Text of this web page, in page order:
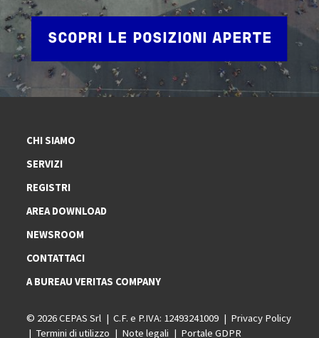
SCOPRI LE POSIZIONI APERTE
CHI SIAMO
SERVIZI
REGISTRI
AREA DOWNLOAD
NEWSROOM
CONTATTACI
A BUREAU VERITAS COMPANY
© 2026 CEPAS Srl C.F. e P.IVA: 12493241009
Privacy Policy
Termini di utilizzo
Note legali Portale GDPR